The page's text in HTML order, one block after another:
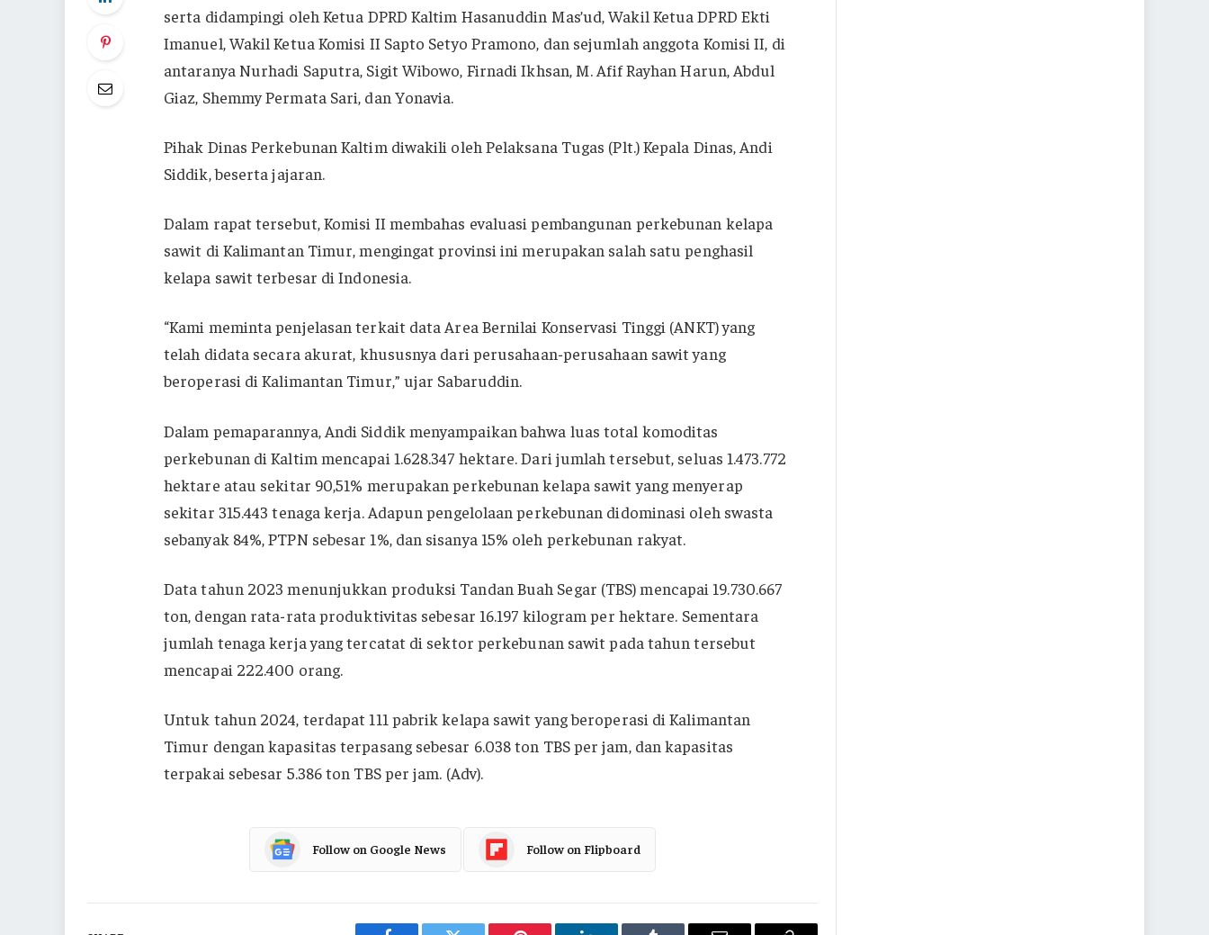
serta didampingi oleh Ketua DPRD Kaltim Hasanuddin Mas’ud, Wakil Ketua DPRD Ekti
Imanuel, Wakil Ketua Komisi II Sapto Setyo Pramono, dan sejumlah anggota Komisi II, di
antaranya Nurhadi Saputra, Sigit Wibowo, Firnadi Ikhsan, M. Afif Rayhan Harun, Abdul
Giaz, Shemmy Permata Sari, dan Yonavia.
Pihak Dinas Perkebunan Kaltim diwakili oleh Pelaksana Tugas (Plt.) Kepala Dinas, Andi
Siddik, beserta jajaran.
Dalam rapat tersebut, Komisi II membahas evaluasi pembangunan perkebunan kelapa
sawit di Kalimantan Timur, mengingat provinsi ini merupakan salah satu penghasil
kelapa sawit terbesar di Indonesia.
“Kami meminta penjelasan terkait data Area Bernilai Konservasi Tinggi (ANKT) yang
telah didata secara akurat, khususnya dari perusahaan-perusahaan sawit yang
beroperasi di Kalimantan Timur,” ujar Sabaruddin.
Dalam pemaparannya, Andi Siddik menyampaikan bahwa luas total komoditas
perkebunan di Kaltim mencapai 1.628.347 hektare. Dari jumlah tersebut, seluas 1.473.772
hektare atau sekitar 90,51% merupakan perkebunan kelapa sawit yang menyerap
sekitar 315.443 tenaga kerja. Adapun pengelolaan perkebunan didominasi oleh swasta
sebanyak 84%, PTPN sebesar 1%, dan sisanya 15% oleh perkebunan rakyat.
Data tahun 2023 menunjukkan produksi Tandan Buah Segar (TBS) mencapai 19.730.667
ton, dengan rata-rata produktivitas sebesar 16.197 kilogram per hektare. Sementara
jumlah tenaga kerja yang tercatat di sektor perkebunan sawit pada tahun tersebut
mencapai 222.400 orang.
Untuk tahun 2024, terdapat 111 pabrik kelapa sawit yang beroperasi di Kalimantan
Timur dengan kapasitas terpasang sebesar 6.038 ton TBS per jam, dan kapasitas
terpakai sebesar 5.386 ton TBS per jam. (Adv).
Follow on Google News Follow on Flipboard